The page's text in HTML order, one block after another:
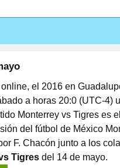
el 2016 en
a horas 20:0 (UTC-4)
Monterrey vs Tigres es
del fútbol de México
F. Chacón junto a los
Tigres del 14 de mayo.